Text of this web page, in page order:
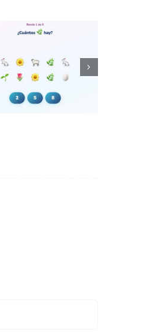
¿Cuántos
elementos hay?